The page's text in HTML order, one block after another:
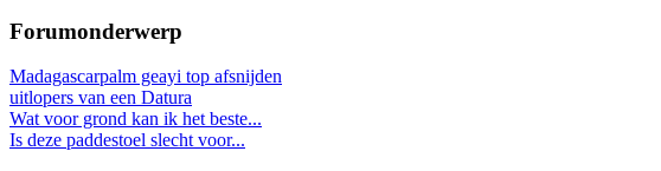
Forumonderwerp
Madagascarpalm geayi top afsnijden
uitlopers van een Datura
Wat voor grond kan ik het beste...
Is deze paddestoel slecht voor...